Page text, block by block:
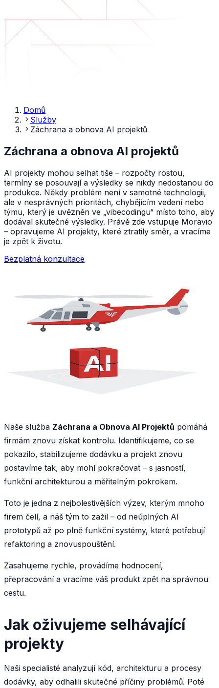
Domů
Služby
Záchrana a obnova AI projektů
Záchrana a obnova AI projektů
AI projekty mohou selhat tiše – rozpočty rostou,
termíny se posouvají a výsledky se nikdy nedostanou do
produkce. Někdy problém není v samotné technologii,
ale v nesprávných prioritách, chybějícím vedení nebo
týmu, který je uvězněn ve „vibecodingu“ místo toho, aby
dodával skutečné výsledky. Právě zde vstupuje Moravio
– opravujeme AI projekty, které ztratily směr, a vracíme
je zpět k životu.
Bezplatná konzultace
Naše služba Záchrana a Obnova AI Projektů pomáhá
firmám znovu získat kontrolu. Identifikujeme, co se
pokazilo, stabilizujeme dodávku a projekt znovu
postavíme tak, aby mohl pokračovat – s jasností,
funkční architekturou a měřitelným pokrokem.
Toto je jedna z nejbolestivějších výzev, kterým mnoho
firem čelí, a náš tým to zažil – od neúplných AI
prototypů až po plně funkční systémy, které potřebují
refaktoring a znovuspouštění.
Zasahujeme rychle, provádíme hodnocení,
přepracování a vracíme váš produkt zpět na správnou
cestu.
Jak oživujeme selhávající
projekty
Naši specialisté analyzují kód, architekturu a procesy
dodávky, aby odhalili skutečné příčiny problémů. Poté